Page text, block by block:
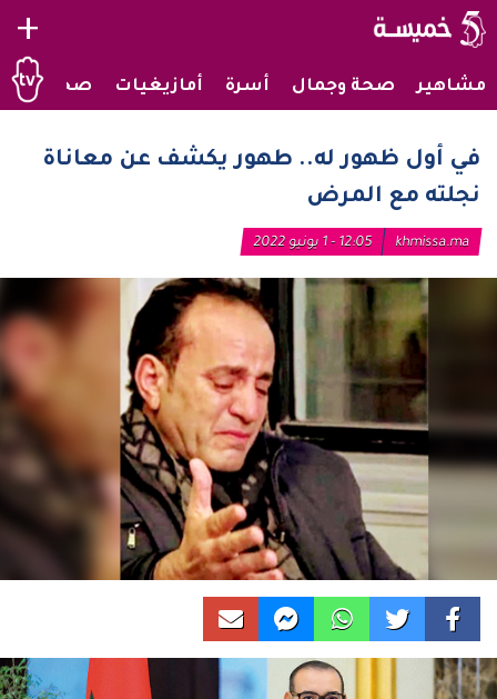
+
مشاهير صحة وجمال أسرة أمازيغيات صحراويات
في أول ظهور له.. طهور يكشف عن معاناة
نجلته مع المرض
khmissa.ma 12:05 - 1 يونيو 2022